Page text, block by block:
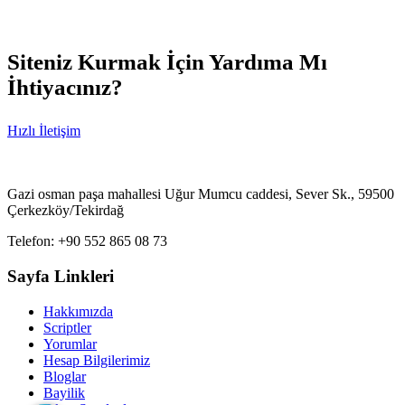
Siteniz Kurmak İçin Yardıma Mı
İhtiyacınız?
Hızlı İletişim
Gazi osman paşa mahallesi Uğur Mumcu caddesi, Sever Sk., 59500
Çerkezköy/Tekirdağ
Telefon: +90 552 865 08 73
Sayfa Linkleri
Hakkımızda
Scriptler
Yorumlar
Hesap Bilgilerimiz
Bloglar
Bayilik